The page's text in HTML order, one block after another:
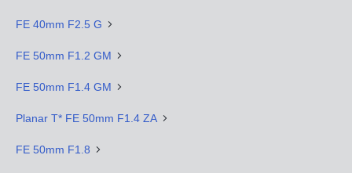
FE 40mm F2.5 G
FE 50mm F1.2 GM
FE 50mm F1.4 GM
Planar T* FE 50mm F1.4 ZA
FE 50mm F1.8